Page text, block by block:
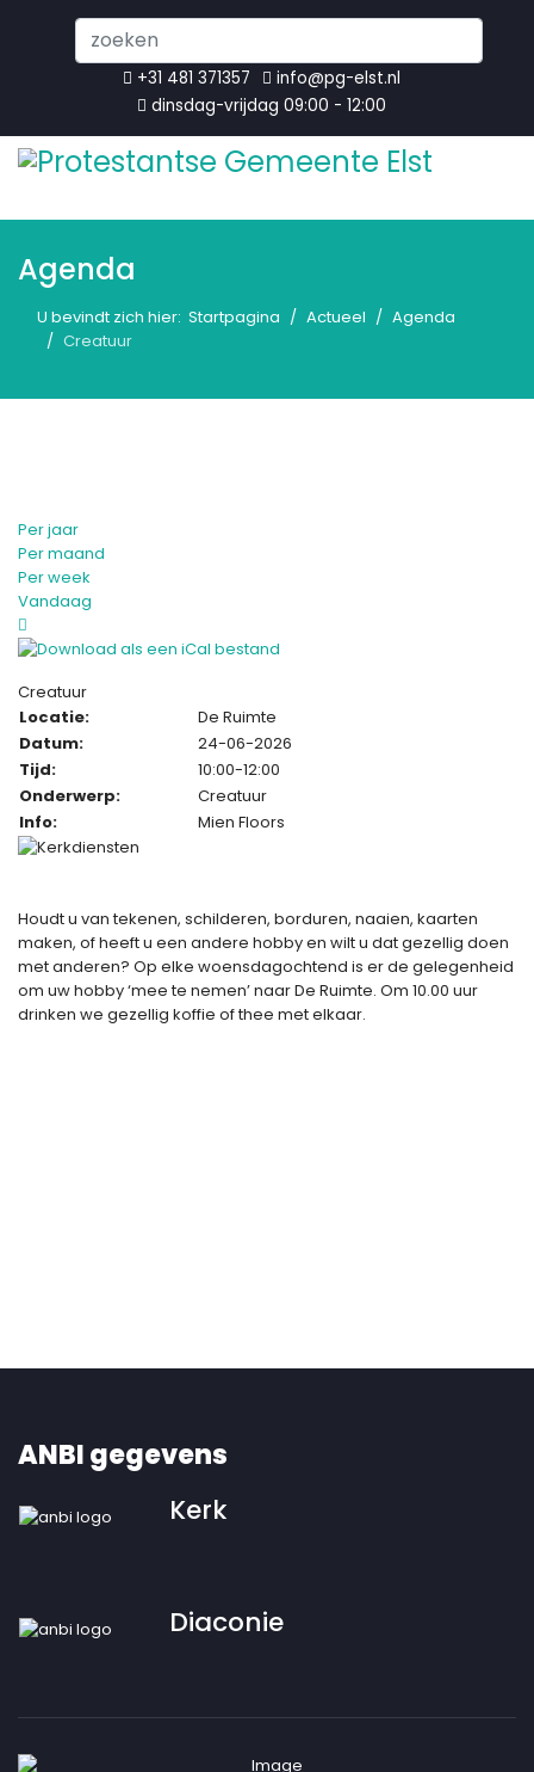
...
+31 481 371357
info@pg-elst.nl
dinsdag-vrijdag 09:00 - 12:00
Agenda
U bevindt zich hier: Startpagina Actueel
Agenda
Creatuur
Per jaar
Per maand
Per week
Vandaag
Creatuur
Locatie:
De Ruimte
Datum:
24-06-2026
Tijd:
10:00-12:00
Onderwerp:
Creatuur
Info:
Mien Floors
Houdt u van tekenen, schilderen, borduren, naaien, kaarten
maken, of heeft u een andere hobby en wilt u dat gezellig doen
met anderen? Op elke woensdagochtend is er de gelegenheid
om uw hobby ‘mee te nemen’ naar De Ruimte. Om 10.00 uur
drinken we gezellig koffie of thee met elkaar.
ANBI gegevens
Kerk
Diaconie